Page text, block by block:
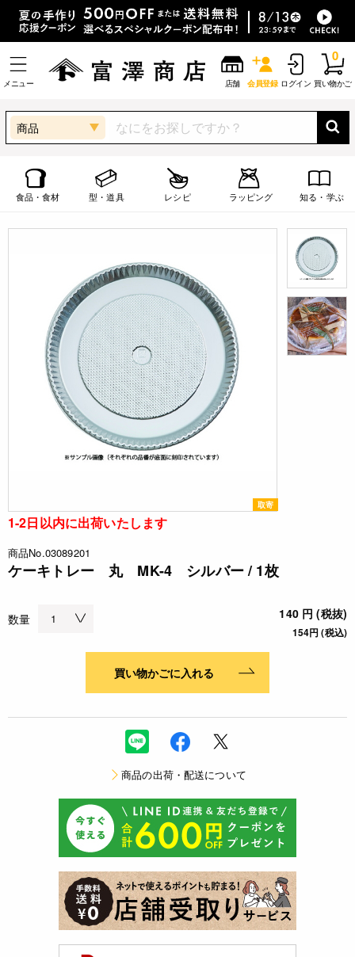
メニュー 店舗 会員登録 ログイン 買い物かご
0
商品
食品・食材 型・道具 レシピ ラッピング 知る・学ぶ
取寄
1-2日以内に出荷いたします
商品No.03089201
ケーキトレー 丸 MK-4 シルバー / 1枚
数量 140 円 (税抜)
154円 (税込)
買い物かごに入れる
商品の出荷・配送について